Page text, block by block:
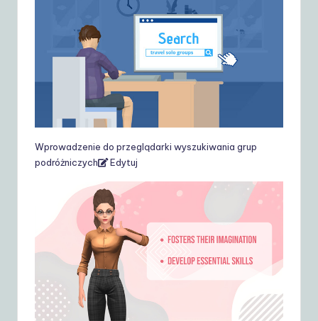
Wprowadzenie do przeglądarki wyszukiwania grup
podróżniczych
Edytuj